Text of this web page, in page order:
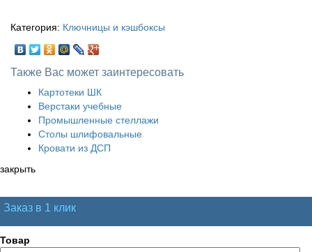
Категория: Ключницы и кэшбоксы
Также Вас может заинтересовать
Картотеки ШК
Верстаки учебные
Промышленные стеллажи
Столы шлифовальные
Кровати из ДСП
закрыть
Заказ в 1 клик
Товар